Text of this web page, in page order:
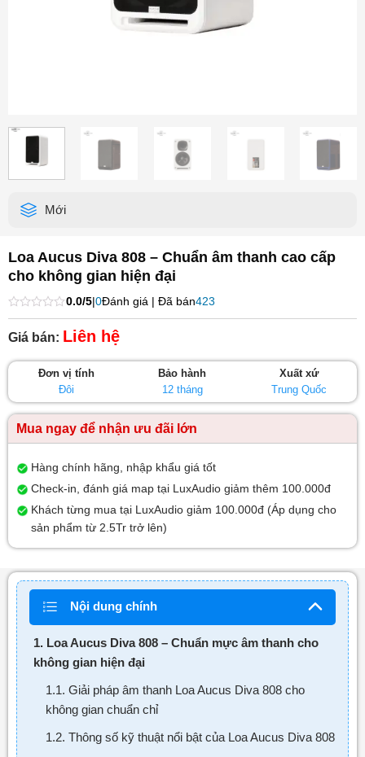
Mới
Loa Aucus Diva 808 – Chuẩn âm thanh cao cấp
cho không gian hiện đại
Được
xếp
hạng
5
0.0/5|0Đánh giá | Đã bán423
Giá bán: Liên hệ
Đơn vị tính
Đôi
Bảo hành
12 tháng
Xuất xứ
Trung Quốc
Mua ngay để nhận ưu đãi lớn
Hàng chính hãng, nhập khẩu giá tốt
Check-in, đánh giá map tại LuxAudio giảm thêm 100.000đ
Khách từng mua tại LuxAudio giảm 100.000đ (Áp dụng cho
sản phẩm từ 2.5Tr trở lên)
Nội dung chính
1. Loa Aucus Diva 808 – Chuẩn mực âm thanh cho
không gian hiện đại
1.1. Giải pháp âm thanh Loa Aucus Diva 808 cho
không gian chuẩn chỉ
1.2. Thông số kỹ thuật nổi bật của Loa Aucus Diva 808